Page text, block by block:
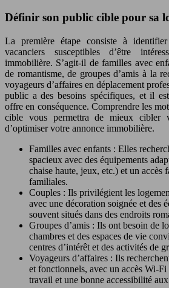
Définir son public cible pour sa
La première étape consiste à
vacanciers susceptibles d’être
immobilière. S’agit-il de familles avec
de romantisme, de groupes d’amis à la
voyageurs d’affaires en déplacement
public a des besoins spécifiques, et il
offre en conséquence. Comprendre les
cible vous permettra de mieux cibler
d’optimiser votre annonce immobilière.
Familles avec enfants : Elles
spacieux avec des équipements
chaise haute, jeux, etc.) et un accès
familiales.
Couples : Ils privilégient les
avec une décoration soignée et des
souvent situés dans des endroits
Groupes d’amis : Ils ont besoin de
chambres et des espaces de vie
centres d’intérêt et des activités de
Voyageurs d’affaires : Ils
et fonctionnels, avec un accès Wi-Fi
travail et une bonne accessibilité